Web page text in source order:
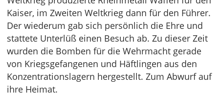
Kaiser, im Zweiten Weltkrieg dann für den Führer.
Der wiederum gab sich persönlich die Ehre und
stattete Unterlüß einen Besuch ab. Zu dieser Zeit
wurden die Bomben für die Wehrmacht gerade
von Kriegsgefangenen und Häftlingen aus den
Konzentrationslagern hergestellt. Zum Abwurf auf
ihre Heimat.